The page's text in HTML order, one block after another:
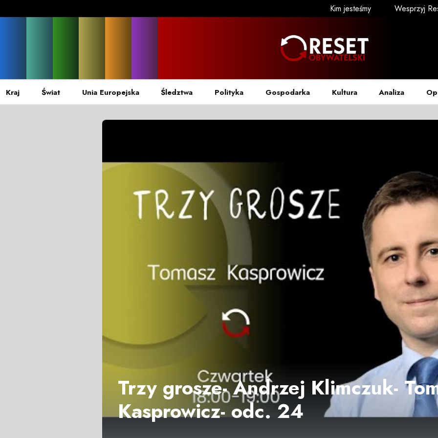
Kim jesteśmy Wesprzyj
Kraj Świat Unia Europejska Śledztwa Polityka Gospodarka Kultura Analiza
Trzy grosze- Andrzej Klimczuk-
Kasprowicz- odc. 24